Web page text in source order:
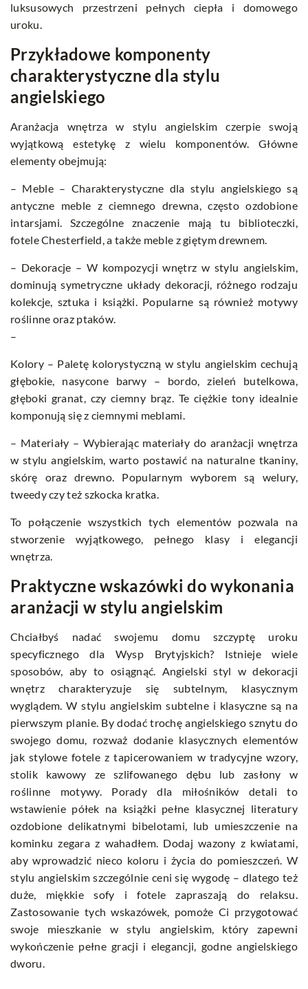
luksusowych przestrzeni pełnych ciepła i domowego
uroku.
Przykładowe komponenty
charakterystyczne dla stylu
angielskiego
Aranżacja wnętrza w stylu angielskim czerpie swoją
wyjątkową estetykę z wielu komponentów. Główne
elementy obejmują:
– Meble – Charakterystyczne dla stylu angielskiego są
antyczne meble z ciemnego drewna, często ozdobione
intarsjami. Szczególne znaczenie mają tu biblioteczki,
fotele Chesterfield, a także meble z giętym drewnem.
– Dekoracje – W kompozycji wnętrz w stylu angielskim,
dominują symetryczne układy dekoracji, różnego rodzaju
kolekcje, sztuka i książki. Popularne są również motywy
roślinne oraz ptaków.
–
Kolory – Paletę kolorystyczną w stylu angielskim cechują
głębokie, nasycone barwy – bordo, zieleń butelkowa,
głęboki granat, czy ciemny brąz. Te ciężkie tony idealnie
komponują się z ciemnymi meblami.
– Materiały – Wybierając materiały do aranżacji wnętrza
w stylu angielskim, warto postawić na naturalne tkaniny,
skórę oraz drewno. Popularnym wyborem są welury,
tweedy czy też szkocka kratka.
To połączenie wszystkich tych elementów pozwala na
stworzenie wyjątkowego, pełnego klasy i elegancji
wnętrza.
Praktyczne wskazówki do wykonania
aranżacji w stylu angielskim
Chciałbyś nadać swojemu domu szczyptę uroku
specyficznego dla Wysp Brytyjskich? Istnieje wiele
sposobów, aby to osiągnąć. Angielski styl w dekoracji
wnętrz charakteryzuje się subtelnym, klasycznym
wyglądem. W stylu angielskim subtelne i klasyczne są na
pierwszym planie. By dodać trochę angielskiego sznytu do
swojego domu, rozważ dodanie klasycznych elementów
jak stylowe fotele z tapicerowaniem w tradycyjne wzory,
stolik kawowy ze szlifowanego dębu lub zasłony w
roślinne motywy. Porady dla miłośników detali to
wstawienie półek na książki pełne klasycznej literatury
ozdobione delikatnymi bibelotami, lub umieszczenie na
kominku zegara z wahadłem. Dodaj wazony z kwiatami,
aby wprowadzić nieco koloru i życia do pomieszczeń. W
stylu angielskim szczególnie ceni się wygodę – dlatego też
duże, miękkie sofy i fotele zapraszają do relaksu.
Zastosowanie tych wskazówek, pomoże Ci przygotować
swoje mieszkanie w stylu angielskim, który zapewni
wykończenie pełne gracji i elegancji, godne angielskiego
dworu.